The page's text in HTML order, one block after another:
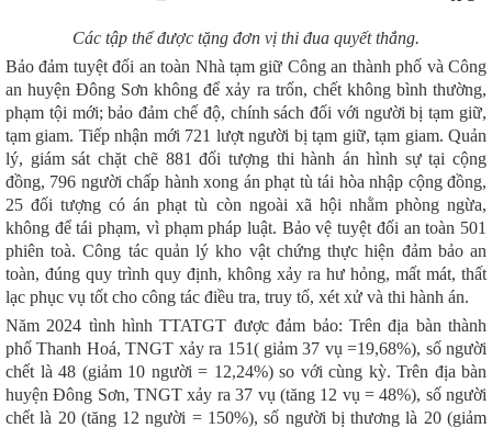
Các tập thể được tặng đơn vị thi đua quyết thắng.
Bảo đảm tuyệt đối an toàn Nhà tạm giữ Công an thành phố và Công
an huyện Đông Sơn không để xảy ra trốn, chết không bình thường,
phạm tội mới; bảo đảm chế độ, chính sách đối với người bị tạm giữ,
tạm giam. Tiếp nhận mới 721 lượt người bị tạm giữ, tạm giam. Quản
lý, giám sát chặt chẽ 881 đối tượng thi hành án hình sự tại cộng
đồng, 796 người chấp hành xong án phạt tù tái hòa nhập cộng đồng,
25 đối tượng có án phạt tù còn ngoài xã hội nhằm phòng ngừa,
không để tái phạm, vì phạm pháp luật. Bảo vệ tuyệt đối an toàn 501
phiên toà. Công tác quản lý kho vật chứng thực hiện đảm bảo an
toàn, đúng quy trình quy định, không xảy ra hư hỏng, mất mát, thất
lạc phục vụ tốt cho công tác điều tra, truy tố, xét xử và thi hành án.
Năm 2024 tình hình TTATGT được đảm bảo: Trên địa bàn thành
phố Thanh Hoá, TNGT xảy ra 151( giảm 37 vụ =19,68%), số người
chết là 48 (giảm 10 người = 12,24%) so với cùng kỳ. Trên địa bàn
huyện Đông Sơn, TNGT xảy ra 37 vụ (tăng 12 vụ = 48%), số người
chết là 20 (tăng 12 người = 150%), số người bị thương là 20 (giảm